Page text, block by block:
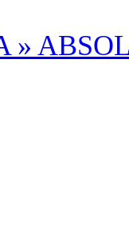
»